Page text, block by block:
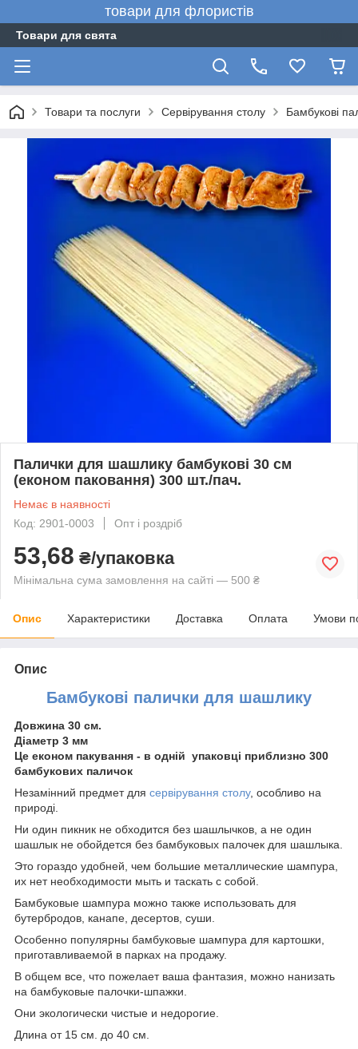
товари для флористів
Товари для свята
Товари та послуги Сервірування столу Бамбукові
Палички для шашлику бамбукові 30 см
(економ паковання) 300 шт./пач.
Немає в наявності
Код: 2901-0003
Опт і роздріб
53,68 ₴/упаковка
Мінімальна сума замовлення на сайті — 500 ₴
Опис Характеристики Доставка Оплата Умови
Опис
Бамбукові палички для шашлику
Довжина 30 см.
Діаметр 3 мм
Це економ пакування - в одній упаковці приблизно 300
бамбукових паличок
Незамінний предмет для сервірування столу, особливо на
природі.
Ни один пикник не обходится без шашлычков, а не один
шашлык не обойдется без бамбуковых палочек для шашлыка.
Это гораздо удобней, чем большие металлические шампура,
их нет необходимости мыть и таскать с собой.
Бамбуковые шампура можно также использовать для
бутербродов, канапе, десертов, суши.
Особенно популярны бамбуковые шампура для картошки,
приготавливаемой в парках на продажу.
В общем все, что пожелает ваша фантазия, можно нанизать
на бамбуковые палочки-шпажки.
Они экологически чистые и недорогие.
Длина от 15 см. до 40 см.